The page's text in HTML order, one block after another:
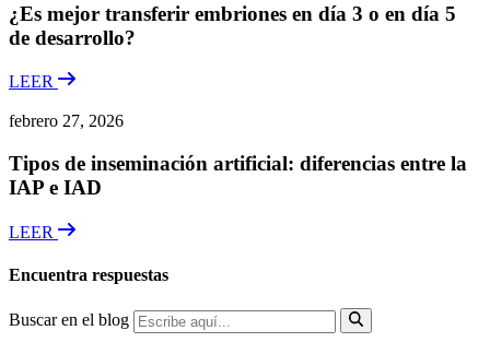
¿Es mejor transferir embriones en día 3 o en día 5
de desarrollo?
LEER
febrero 27, 2026
Tipos de inseminación artificial: diferencias entre la
IAP e IAD
LEER
Encuentra respuestas
Buscar en el blog